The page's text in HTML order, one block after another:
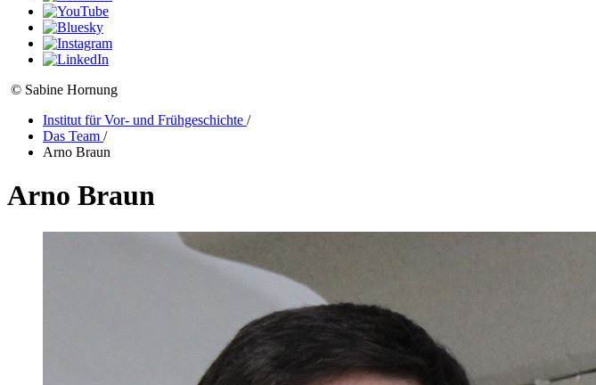
© Sabine Hornung
Institut für Vor- und Frühgeschichte /
Das Team /
Arno Braun
Arno Braun